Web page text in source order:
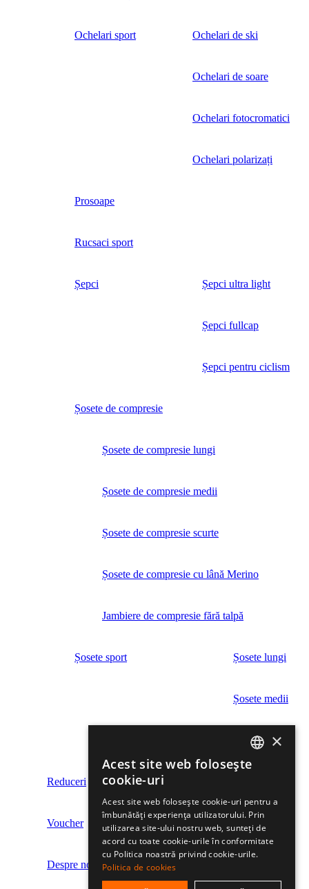
Ochelari sport Ochelari de ski
Ochelari de soare
Ochelari fotocromatici
Ochelari polarizați
Prosoape
Rucsaci sport
Șepci Șepci ultra light
Șepci fullcap
Șepci pentru ciclism
Șosete de compresie
Șosete de compresie lungi
Șosete de compresie medii
Șosete de compresie scurte
Șosete de compresie cu lână Merino
Jambiere de compresie fără talpă
Șosete sport Șosete lungi
Șosete medii
Șosete scurte
Reduceri
Voucher
Despre noi
ROMANIAN
ENGLISH
×
Acest site web folosește
cookie-uri
Acest site web folosește cookie-uri pentru a
îmbunătăți experiența utilizatorului. Prin
utilizarea site-ului nostru web, sunteți de
acord cu toate cookie-urile în conformitate
cu Politica noastră privind cookie-urile.
Politica de cookies